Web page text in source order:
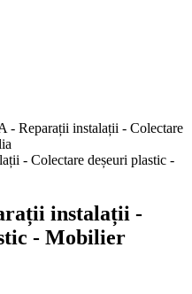
Reparații instalații - Colectare
instalații -
- Mobilier